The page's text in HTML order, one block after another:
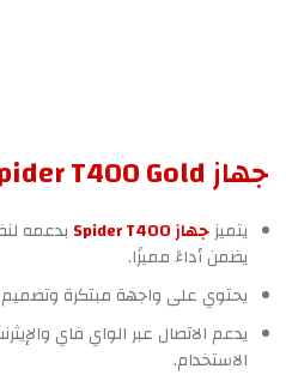
جهاز Spider T400 Gold
يتميزجهاز Spider T400
بدعمه
يضمن أداءً مميزًا.
يحتوي على واجهة مبتكرة
يدعم الاتصال عبر الواي فاي
الاستخدام.